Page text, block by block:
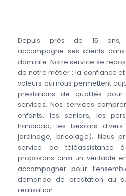
Depuis près de 15 ans,
accompagne ses clients
domicile. Notre service se
de notre métier : la confiance
valeurs qui nous permettent
prestations de qualités
services. Nos services
enfants, les seniors, les
handicap, les besoins
jardinage, bricolage). Nous
service de téléassistance
proposons ainsi un véritable
accompagner pour
demande de prestation au
réalisation.